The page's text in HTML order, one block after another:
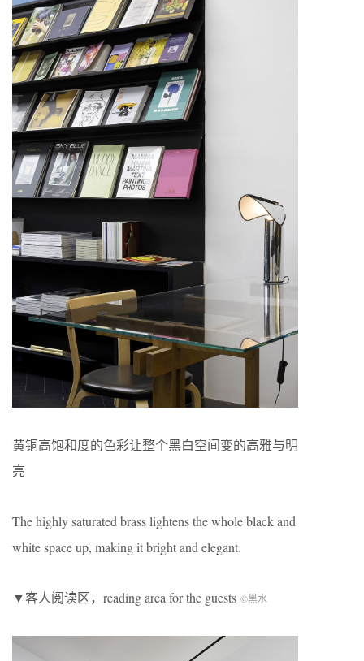
黄铜高饱和度的色彩让整个黑白空间变的高雅与明
亮
The highly saturated brass lightens the whole black and
white space up, making it bright and elegant.
▼客人阅读区，reading area for the guests ©黑水